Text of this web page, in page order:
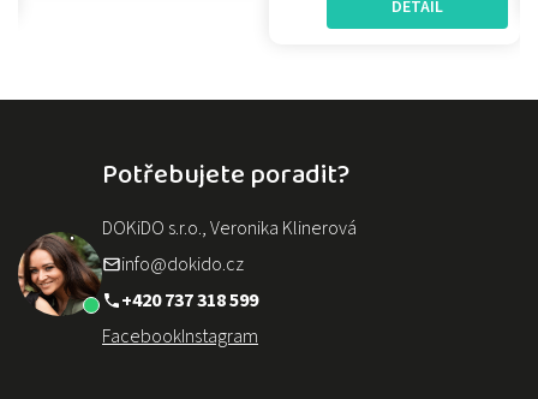
DETAIL
Potřebujete poradit?
DOKiDO s.r.o., Veronika Klinerová
info@dokido.cz
+420 737 318 599
FacebookInstagram